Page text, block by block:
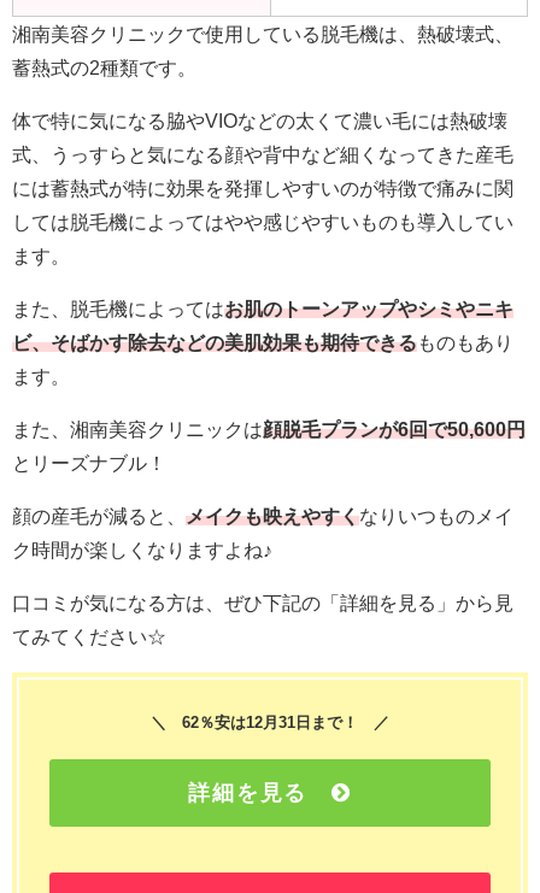
湘南美容クリニックで使用している脱毛機は、熱破壊式、
蓄熱式の2種類です。
体で特に気になる脇やVIOなどの太くて濃い毛には熱破壊
式、うっすらと気になる顔や背中など細くなってきた産毛
には蓄熱式が特に効果を発揮しやすいのが特徴で痛みに関
しては脱毛機によってはやや感じやすいものも導入してい
ます。
また、脱毛機によってはお肌のトーンアップやシミやニキ
ビ、そばかす除去などの美肌効果も期待できるものもあり
ます。
また、湘南美容クリニックは顔脱毛プランが6回で50,600円
とリーズナブル！
顔の産毛が減ると、 メイクも映えやすくなりいつものメイ
ク時間が楽しくなりますよね♪
口コミが気になる方は、ぜひ下記の「詳細を見る」から見
てみてください☆
＼ 62％安は12月31日まで！ ／
詳細を見る